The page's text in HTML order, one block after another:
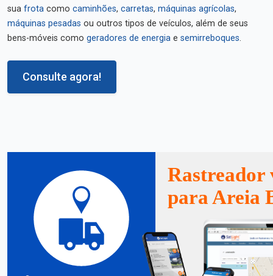
sua frota como caminhões, carretas, máquinas agrícolas,
máquinas pesadas ou outros tipos de veículos, além de seus
bens-móveis como geradores de energia e semirreboques.
Consulte agora!
Rastreador
para Areia